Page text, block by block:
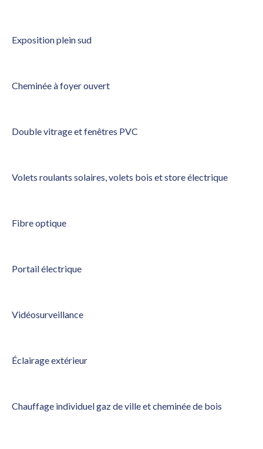
Exposition plein sud
Cheminée à foyer ouvert
Double vitrage et fenêtres PVC
Volets roulants solaires, volets bois et store électrique
Fibre optique
Portail électrique
Vidéosurveillance
Éclairage extérieur
Chauffage individuel gaz de ville et cheminée de bois